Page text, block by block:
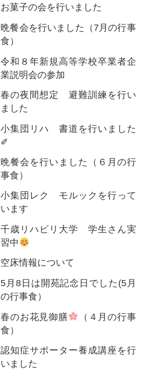
お菓子の会を行いました
晩餐会を行いました（7月の行事
食）
令和８年新規高等学校卒業者企
業説明会の参加
春の夜間想定 避難訓練を行い
ました
小集団リハ 書道を行いました
✐
晩餐会を行いました（６月の行
事食）
小集団レク モルックを行って
います
千歳リハビリ大学 学生さん実
習中
空床情報について
5月8日は開苑記念日でした(5月
の行事食）
春のお花見御膳
（４月の行事
食）
認知症サポーター養成講座を行
いました